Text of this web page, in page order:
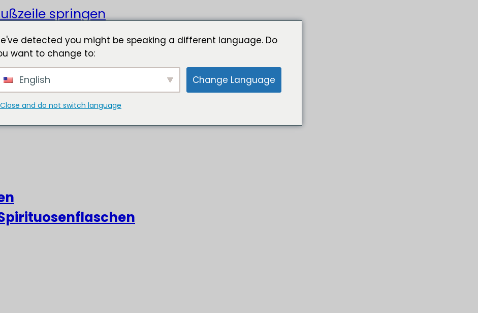
springen
detected you might be speaking a different language. Do
want to change to:
English Change Language
Close and do not switch language